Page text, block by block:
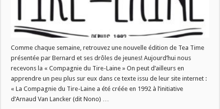
Comme chaque semaine, retrouvez une nouvelle édition de Tea Time
présentée par Bernard et ses drôles de jeunes! Aujourd’hui nous
recevons la « Compagnie du Tire-Laine » On peut d’ailleurs en
apprendre un peu plus sur eux dans ce texte issu de leur site internet :
« La Compagnie du Tire-Laine a été créée en 1992 à l’initiative
d’Arnaud Van Lancker (dit Nono) …